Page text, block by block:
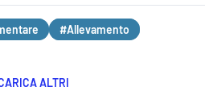
#Allevamento
ALTRI